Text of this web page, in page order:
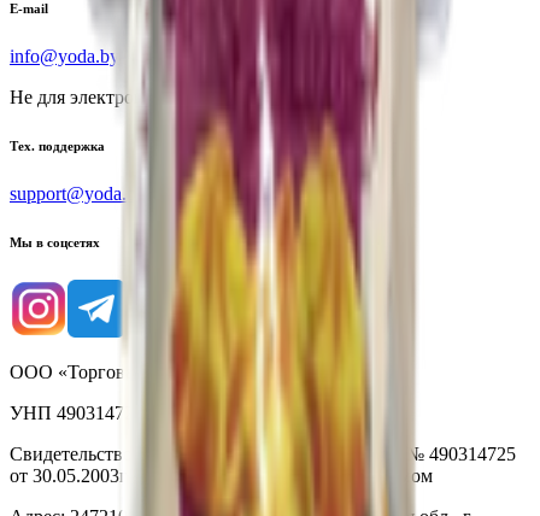
E-mail
info@yoda.by
Не для электронных обращений
Тех. поддержка
support@yoda.by
Мы в соцсетях
ООО «Торговая сеть «Продмир»
УНП 490314725
Свидетельство о государственной регистрации № 490314725
от 30.05.2003г выдано Гомельским облисполкомом